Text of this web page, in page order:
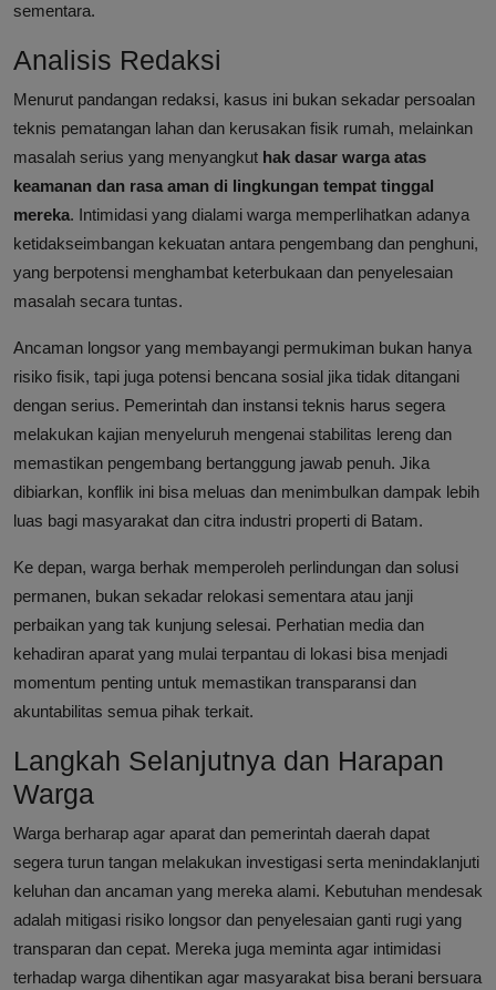
sementara.
Analisis Redaksi
Menurut pandangan redaksi, kasus ini bukan sekadar persoalan
teknis pematangan lahan dan kerusakan fisik rumah, melainkan
masalah serius yang menyangkut hak dasar warga atas
keamanan dan rasa aman di lingkungan tempat tinggal
mereka. Intimidasi yang dialami warga memperlihatkan adanya
ketidakseimbangan kekuatan antara pengembang dan penghuni,
yang berpotensi menghambat keterbukaan dan penyelesaian
masalah secara tuntas.
Ancaman longsor yang membayangi permukiman bukan hanya
risiko fisik, tapi juga potensi bencana sosial jika tidak ditangani
dengan serius. Pemerintah dan instansi teknis harus segera
melakukan kajian menyeluruh mengenai stabilitas lereng dan
memastikan pengembang bertanggung jawab penuh. Jika
dibiarkan, konflik ini bisa meluas dan menimbulkan dampak lebih
luas bagi masyarakat dan citra industri properti di Batam.
Ke depan, warga berhak memperoleh perlindungan dan solusi
permanen, bukan sekadar relokasi sementara atau janji
perbaikan yang tak kunjung selesai. Perhatian media dan
kehadiran aparat yang mulai terpantau di lokasi bisa menjadi
momentum penting untuk memastikan transparansi dan
akuntabilitas semua pihak terkait.
Langkah Selanjutnya dan Harapan
Warga
Warga berharap agar aparat dan pemerintah daerah dapat
segera turun tangan melakukan investigasi serta menindaklanjuti
keluhan dan ancaman yang mereka alami. Kebutuhan mendesak
adalah mitigasi risiko longsor dan penyelesaian ganti rugi yang
transparan dan cepat. Mereka juga meminta agar intimidasi
terhadap warga dihentikan agar masyarakat bisa berani bersuara